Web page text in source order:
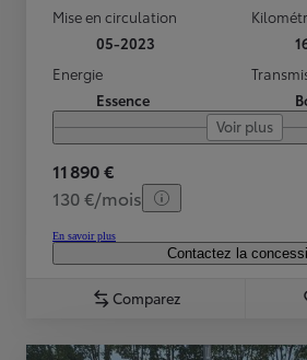
Mise en circulation
05-2023
Energie
Essence
Voir plus
11 890 €
130 €/mois
En savoir plus
Contactez la
Comparez